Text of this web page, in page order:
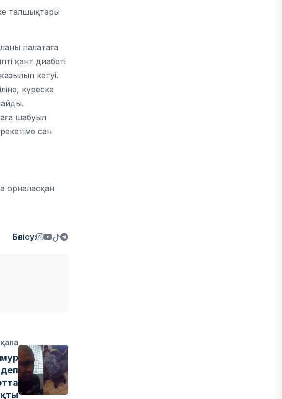
талшықтары
палатаға
қант диабеті
кетуі.
күреске
шабуыл
сан
орналасқан
Бөлісу: